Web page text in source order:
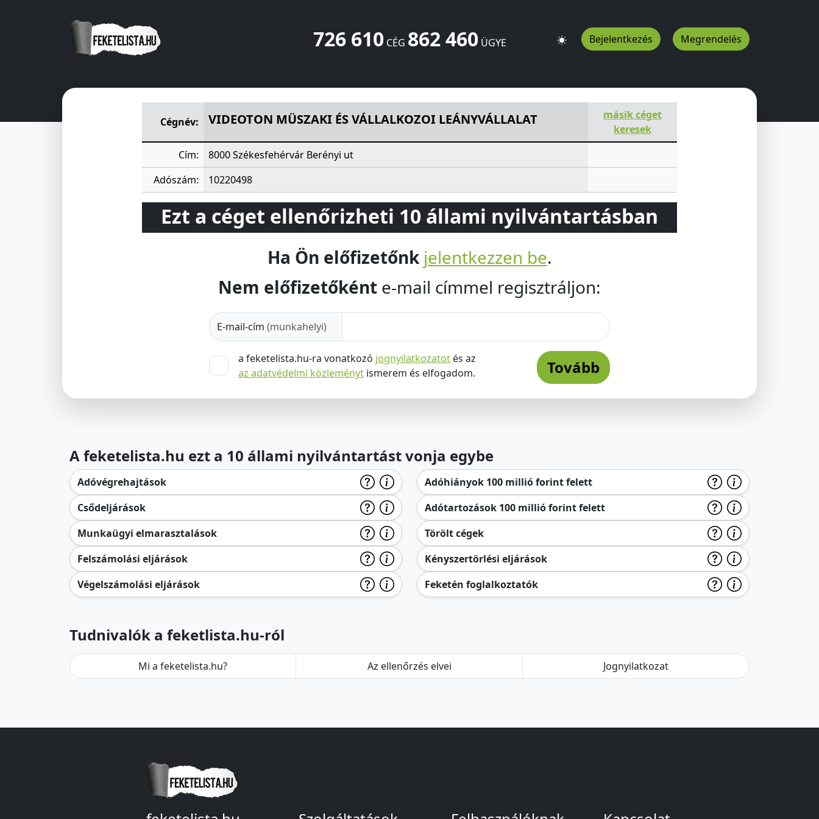
726 610CÉG 862 460ÜGYE Bejelentkezés Megrendelés
Cégnév:
VIDEOTON MÜSZAKI ÉS VÁLLALKOZOI LEÁNYVÁLLALAT
másik céget
keresek
Cím:
8000 Székesfehérvár Berényi ut
Adószám:
10220498
Ezt a céget ellenőrizheti 10 állami nyilvántartásban
Ha Ön előfizetőnk jelentkezzen be.
Nem előfizetőként e-mail címmel regisztráljon:
E-mail-cím (munkahelyi)
a feketelista.hu-ra vonatkozó jognyilatkozatotés az
az adatvédelmi közleménytismerem és elfogadom. Tovább
A feketelista.hu ezt a 10 állami nyilvántartást vonja egybe
Adóvégrehajtások
Csődeljárások
Munkaügyi elmarasztalások
Felszámolási eljárások
Végelszámolási eljárások
Adóhiányok 100 millió forint felett
Adótartozások 100 millió forint felett
Törölt cégek
Kényszertörlési eljárások
Feketén foglalkoztatók
Tudnivalók a feketlista.hu-ról
Mi a feketelista.hu? Az ellenőrzés elvei Jognyilatkozat